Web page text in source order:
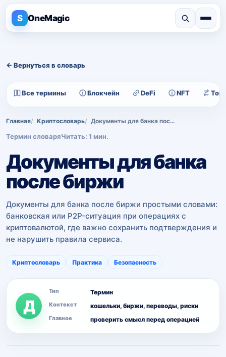
S OneMagic
← Вернуться в словарь
Все термины Блокчейн DeFi NFT
Главная Криптословарь Документы для банка после биржи
Термин словаряЧитать: 1 мин.
Документы для банка
после биржи
Документы для банка после биржи простыми словами:
банковская или P2P-ситуация при операциях с
криптовалютой, где важно сохранить подтверждения и
не нарушить правила сервиса.
Криптословарь Практика Безопасность
Д
Тип Термин
Контекст кошельки, биржи, переводы, риски
Главное проверить смысл перед операцией